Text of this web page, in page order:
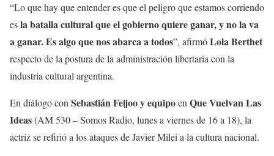
“Lo que hay que entender es que el peligro que estamos corriendo
esla batalla cultural que el gobierno quiere ganar, y no la va
a ganar. Es algo que nos abarca a todos”, afirmóLola Berthet
respecto de la postura de la administración libertaria con la
industria cultural argentina.
En diálogo conSebastián Feijoo y equipoenQue Vuelvan Las
Ideas(AM 530 – Somos Radio, lunes a viernes de 16 a 18), la
actriz se refirió a los ataques de Javier Milei a la cultura nacional.